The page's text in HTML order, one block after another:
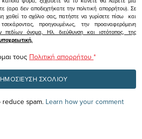
(αρα δεν αποδεχτήκατε την πολιτική απορρήτου). Σε
χαθεί το σχόλιο σας, πατήστε να γυρίσετε πίσω και
προηγουμένως, την προαναφερόμενη
όνομα, Ηλ. διεύθυνση και ιστότοπος, της
τους Πολιτική απορρήτου *
reduce spam. Learn how your comment